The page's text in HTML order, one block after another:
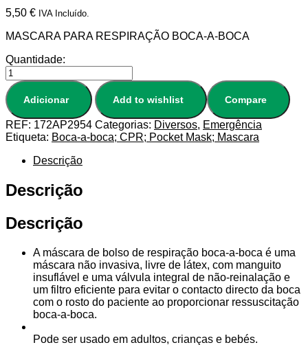
5,50 € IVA Incluído.
MASCARA PARA RESPIRAÇÃO BOCA-A-BOCA
Quantidade:
Adicionar Add to wishlist Compare
REF: 172AP2954 Categorias: Diversos, Emergência
Etiqueta: Boca-a-boca; CPR; Pocket Mask; Mascara
Descrição
Descrição
Descrição
A máscara de bolso de respiração boca-a-boca é uma
máscara não invasiva, livre de látex, com manguito
insuflável e uma válvula integral de não-reinalação e
um filtro eficiente para evitar o contacto directo da boca
com o rosto do paciente ao proporcionar ressuscitação
boca-a-boca.
Pode ser usado em adultos, crianças e bebés.